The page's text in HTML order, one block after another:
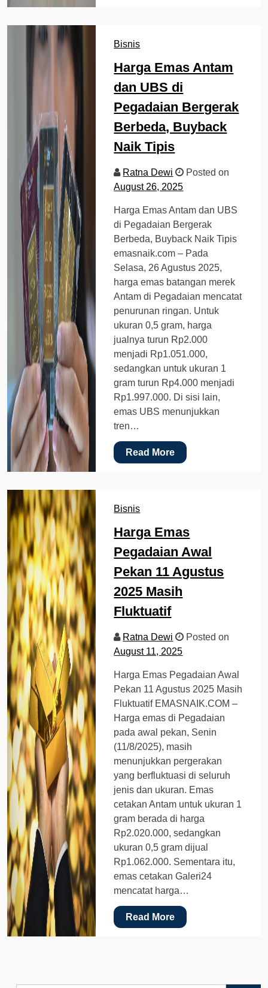
Bisnis
Harga Emas Antam
dan UBS di
Pegadaian Bergerak
Berbeda, Buyback
Naik Tipis
Ratna Dewi
Posted on
August 26, 2025
Harga Emas Antam dan UBS
di Pegadaian Bergerak
Berbeda, Buyback Naik Tipis
emasnaik.com – Pada
Selasa, 26 Agustus 2025,
harga emas batangan merek
Antam di Pegadaian mencatat
penurunan ringan. Untuk
ukuran 0,5 gram, harga
jualnya turun Rp2.000
menjadi Rp1.051.000,
sedangkan untuk ukuran 1
gram turun Rp4.000 menjadi
Rp1.997.000. Di sisi lain,
emas UBS menunjukkan
tren…
Read More
Bisnis
Harga Emas
Pegadaian Awal
Pekan 11 Agustus
2025 Masih
Fluktuatif
Ratna Dewi
Posted on
August 11, 2025
Harga Emas Pegadaian Awal
Pekan 11 Agustus 2025 Masih
Fluktuatif EMASNAIK.COM –
Harga emas di Pegadaian
pada awal pekan, Senin
(11/8/2025), masih
menunjukkan pergerakan
yang berfluktuasi di seluruh
jenis dan ukuran. Emas
cetakan Antam untuk ukuran 1
gram berada di harga
Rp2.020.000, sedangkan
ukuran 0,5 gram dijual
Rp1.062.000. Sementara itu,
emas cetakan Galeri24
mencatat harga…
Read More